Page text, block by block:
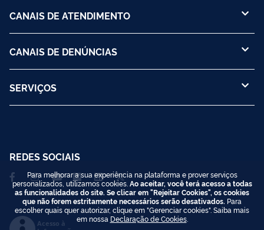
CANAIS DE ATENDIMENTO
CANAIS DE DENÚNCIAS
SERVIÇOS
REDES SOCIAIS
Acesso à
Para melhorar a sua experiência na plataforma e prover serviços
personalizados, utilizamos cookies. Ao aceitar, você terá acesso a todas
as funcionalidades do site. Se clicar em "Rejeitar Cookies", os cookies
que não forem estritamente necessários serão desativados. Para
escolher quais quer autorizar, clique em "Gerenciar cookies". Saiba mais
em nossa Declaração de Cookies.